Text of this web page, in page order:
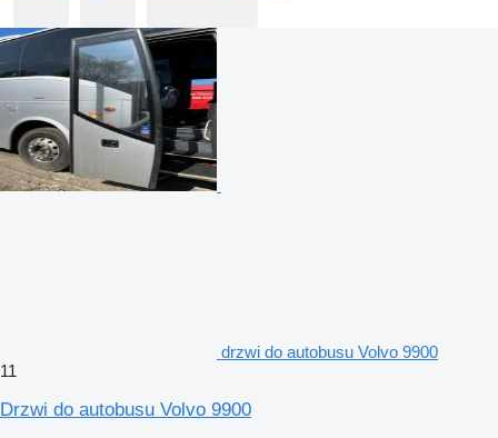
drzwi do autobusu Volvo 9900
11
Drzwi do autobusu Volvo 9900